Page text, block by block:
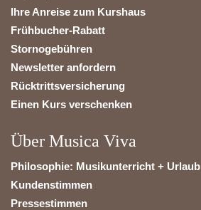
Ihre Anreise zum Kurshaus
Frühbucher-Rabatt
Stornogebühren
Newsletter anfordern
Rücktrittsversicherung
Einen Kurs verschenken
Über Musica Viva
Philosophie: Musikunterricht + Urlaub
Kundenstimmen
Pressestimmen